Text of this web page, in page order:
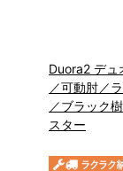
Duora2 デュ
／可動肘／
／ブラック
スター